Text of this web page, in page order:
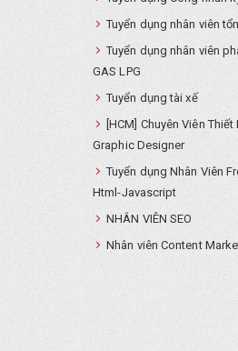
Tuyển dụng nhân viên
Tuyển dụng nhân viên
GAS LPG
Tuyển dụng tài xế
[HCM] Chuyên Viên
Graphic Designer
Tuyển dụng Nhân Viên
Html-Javascript
NHÂN VIÊN SEO
Nhân viên Content